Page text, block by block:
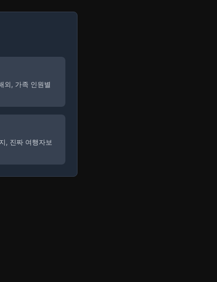
외, 가족 인원별
, 진짜 여행자보